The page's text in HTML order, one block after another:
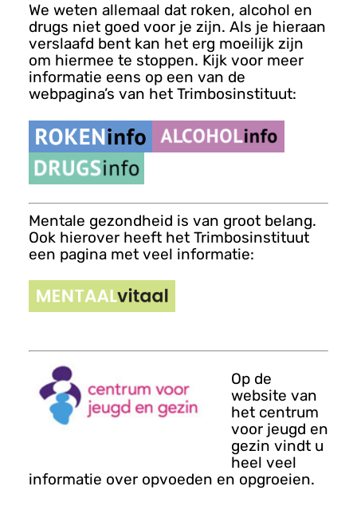
We weten allemaal dat roken, alcohol en
drugs niet goed voor je zijn. Als je hieraan
verslaafd bent kan het erg moeilijk zijn
om hiermee te stoppen. Kijk voor meer
informatie eens op een van de
webpagina’s van het Trimbosinstituut:
Mentale gezondheid is van groot belang.
Ook hierover heeft het Trimbosinstituut
een pagina met veel informatie:
Op de
website van
het centrum
voor jeugd en
gezin vindt u
heel veel
informatie over opvoeden en opgroeien.